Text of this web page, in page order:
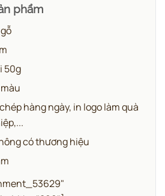
phẩm
50g
hàng ngày, in logo làm quà
có thương hiệu